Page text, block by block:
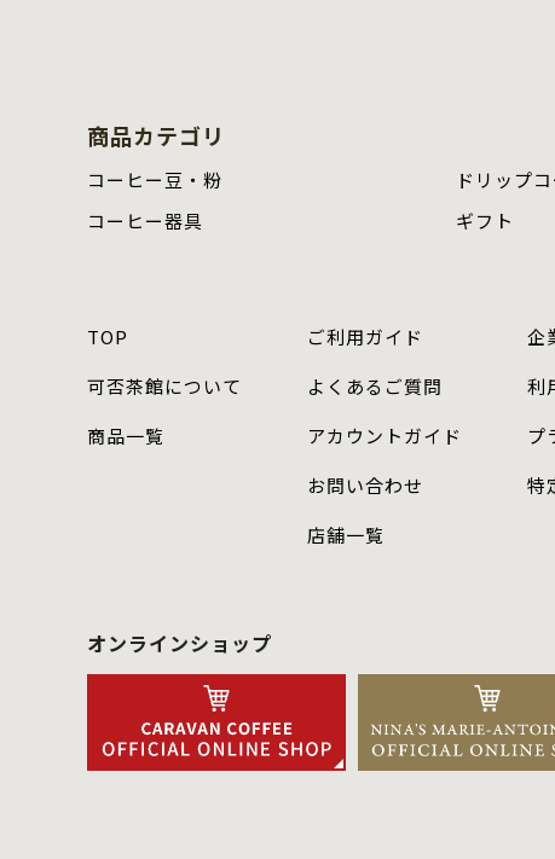
商品カテゴリ
コーヒー豆・粉 ドリップ
コーヒー器具
ギフト
TOP
可否茶館について
商品⼀覧
ご利用ガイド
よくあるご質問
アカウントガイド
お問い合わせ
店舗⼀覧
企
利
プ
特
オンラインショップ